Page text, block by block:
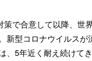
で合意して以降、世
新型コロナウイルス
、5年近く耐え続けて